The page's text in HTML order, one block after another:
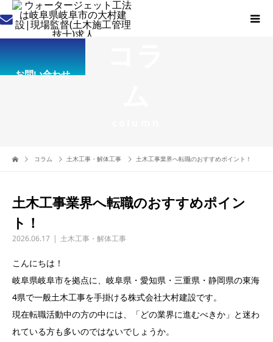
お問い合わせ
コラム 土木工事・解体工事 土木工事業界へ転職のおすすめポイント！
土木工事業界へ転職のおすすめポイン
ト！
2026.06.17 土木工事・解体工事
こんにちは！
岐阜県岐阜市を拠点に、岐阜県・愛知県・三重県・静岡県の東海
4県で一般土木工事を手掛ける株式会社大村建設です。
現在転職活動中の方の中には、「どの業界に進むべきか」と迷わ
れている方も多いのではないでしょうか。